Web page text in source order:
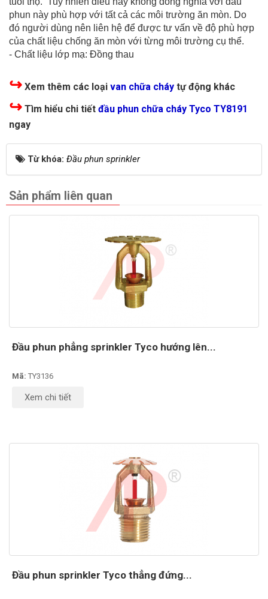
phun này phù hợp với tất cả các môi trường ăn mòn. Do
đó người dùng nên liên hệ để được tư vấn về độ phù hợp
của chất liệu chống ăn mòn với từng môi trường cụ thể.
- Chất liệu lớp mạ: Đồng thau
↪ Xem thêm các loại van chữa cháy tự động khác
↪ Tìm hiểu chi tiết đầu phun chữa cháy Tyco TY8191
ngay
Từ khóa: Đầu phun sprinkler
Sản phẩm liên quan
Đầu phun phẳng sprinkler Tyco hướng lên...
Mã: TY3136
Xem chi tiết
Đầu phun sprinkler Tyco thẳng đứng...